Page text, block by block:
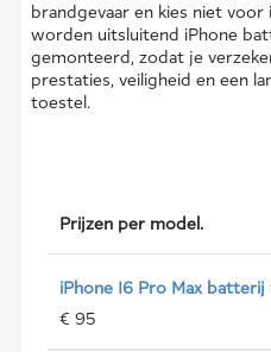
brandgevaar en kies niet
worden uitsluitend iPhone
gemonteerd, zodat je
prestaties, veiligheid en een
toestel.
Prijzen per model.
iPhone 16 Pro Max batterij
€ 95